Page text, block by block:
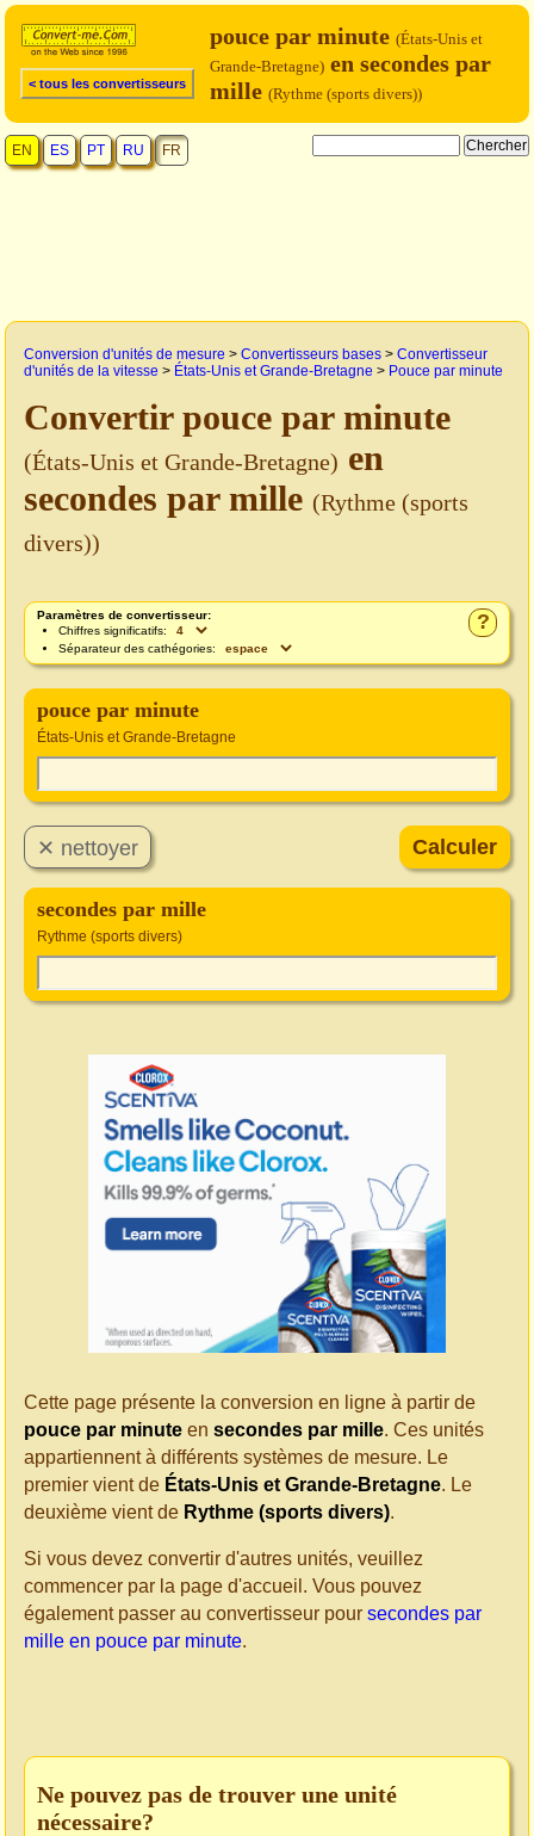
< tous les convertisseurs
pouce par minute (États-Unis et
Grande-Bretagne) en secondes par
mille (Rythme (sports divers))
EN ES PT RU FR
Conversion d'unités de mesure > Convertisseurs bases > Convertisseur
d'unités de la vitesse > États-Unis et Grande-Bretagne > Pouce par minute
Convertir pouce par minute
(États-Unis et Grande-Bretagne) en
secondes par mille (Rythme (sports
divers))
?
Paramètres de convertisseur:
Chiffres significatifs:
Séparateur des cathégories:
pouce par minute
États-Unis et Grande-Bretagne
secondes par mille
Rythme (sports divers)
Cette page présente la conversion en ligne à partir de
pouce par minute en secondes par mille. Ces unités
appartiennent à différents systèmes de mesure. Le
premier vient de États-Unis et Grande-Bretagne. Le
deuxième vient de Rythme (sports divers).
Si vous devez convertir d'autres unités, veuillez
commencer par la page d'accueil. Vous pouvez
également passer au convertisseur pour secondes par
mille en pouce par minute.
Ne pouvez pas de trouver une unité
nécessaire?